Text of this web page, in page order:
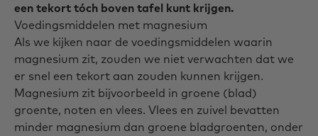
een tekort tóch boven tafel kunt krijgen.
Voedingsmiddelen met magnesium
Als we kijken naar de voedingsmiddelen waarin
magnesium zit, zouden we niet verwachten dat we
er snel een tekort aan zouden kunnen krijgen.
Magnesium zit bijvoorbeeld in groene (blad)
groente, noten en vlees. Vlees en zuivel bevatten
minder magnesium dan groene bladgroenten, onder